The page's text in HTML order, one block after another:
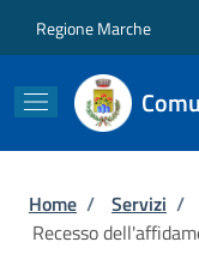
Regione Marche
Briciole
Home / Servizi /
Recesso